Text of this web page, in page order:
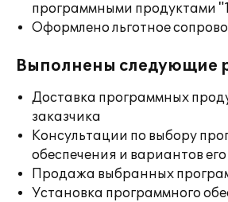
программными продуктами
Оформлено льготное
Выполнены следующие
Доставка программных
заказчика
Консультации по выбору
обеспечения и вариантов
Продажа выбранных
Установка программного